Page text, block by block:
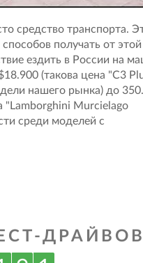
средство транспорта.
получать от этой
ездить в России на
(такова цена "C3
нашего рынка) до
"Lamborghini Murcielago
среди моделей с